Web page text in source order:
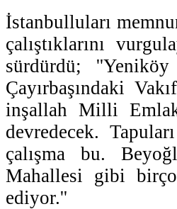
İstanbulluları
çalıştıklarını
sürdürdü;
Çayırbaşındaki
inşallah Milli Emlak
devredecek.
çalışma bu.
Mahallesi gibi
ediyor.''